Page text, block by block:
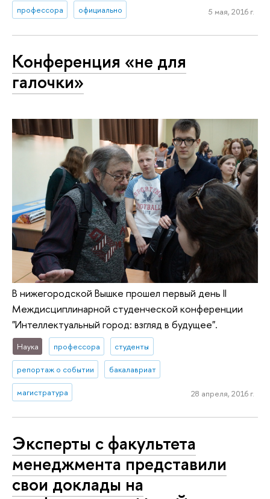
профессора официально 5 мая, 2016 г.
Конференция «не для
галочки»
В нижегородской Вышке прошел первый день II
Междисциплинарной студенческой конференции
"Интеллектуальный город: взгляд в будущее".
Наука профессора студенты
репортаж о событии бакалавриат
магистратура 28 апреля, 2016 г.
Эксперты c факультета
менеджмента представили
свои доклады на